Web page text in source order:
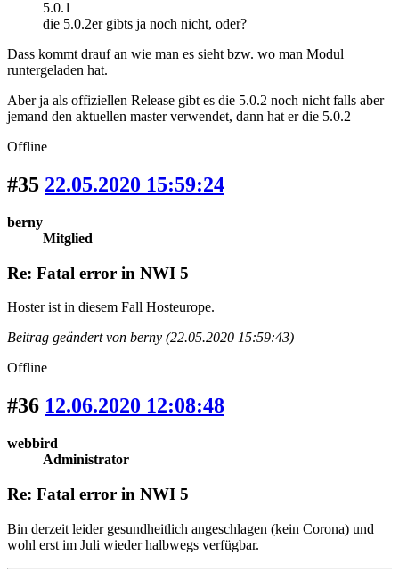
5.0.1
die 5.0.2er gibts ja noch nicht, oder?
Dass kommt drauf an wie man es sieht bzw. wo man Modul
runtergeladen hat.
Aber ja als offiziellen Release gibt es die 5.0.2 noch nicht falls aber
jemand den aktuellen master verwendet, dann hat er die 5.0.2
Offline
#35 22.05.2020 15:59:24
berny
Mitglied
Re: Fatal error in NWI 5
Hoster ist in diesem Fall Hosteurope.
Beitrag geändert von berny (22.05.2020 15:59:43)
Offline
#36 12.06.2020 12:08:48
webbird
Administrator
Re: Fatal error in NWI 5
Bin derzeit leider gesundheitlich angeschlagen (kein Corona) und
wohl erst im Juli wieder halbwegs verfügbar.